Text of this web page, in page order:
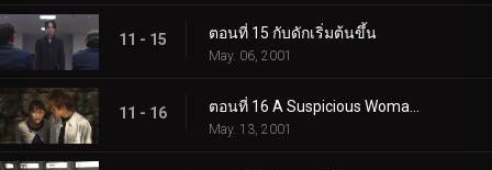
11 - 15 ตอนที่ 15 กับดักเริ่มต้นขึ้น
May. 06, 2001
11 - 16
May. 13, 2001